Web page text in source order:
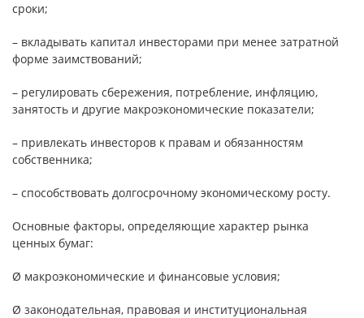
сроки;
– вкладывать капитал инвесторами при менее затратной
форме заимствований;
– регулировать сбережения, потребление, инфляцию,
занятость и другие макроэкономические показатели;
– привлекать инвесторов к правам и обязанностям
собственника;
– способствовать долгосрочному экономическому росту.
Основные факторы, определяющие характер рынка
ценных бумаг:
Ø макроэкономические и финансовые условия;
Ø законодательная, правовая и институциональная